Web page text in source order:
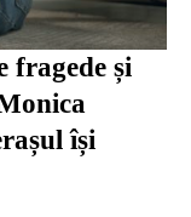
fragede și
își